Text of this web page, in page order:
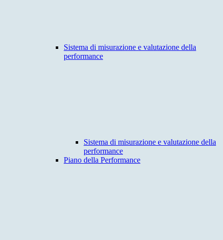
Sistema di misurazione e valutazione della
performance
Sistema di misurazione e valutazione della
performance
Piano della Performance